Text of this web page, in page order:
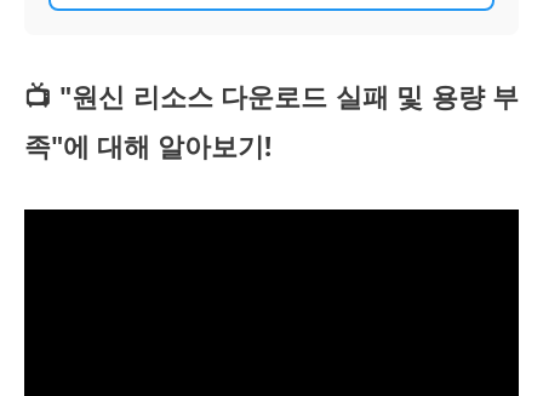
📺 "원신 리소스 다운로드 실패 및 용량 부
족"에 대해 알아보기!